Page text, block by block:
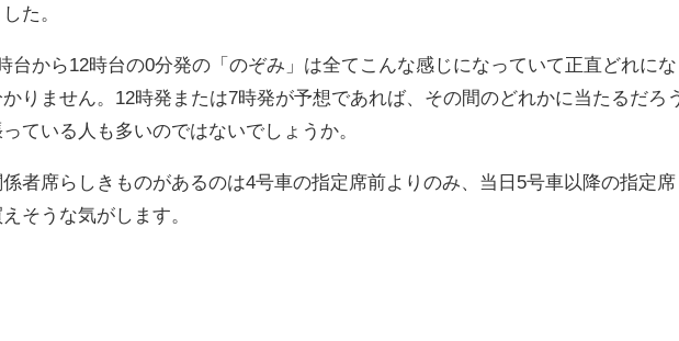
た。
台から12時台の0分発の「のぞみ」は全てこんな感じになっていて正直どれにな
かりません。12時発または7時発が予想であれば、その間のどれかに当たるだろ
ている人も多いのではないでしょうか。
者席らしきものがあるのは4号車の指定席前よりのみ、当日5号車以降の指定席
そうな気がします。